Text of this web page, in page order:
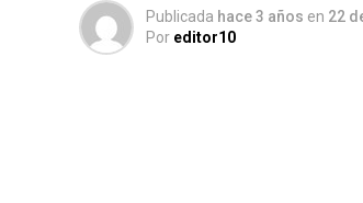
Publicada hace 3 años en 22
Por editor10